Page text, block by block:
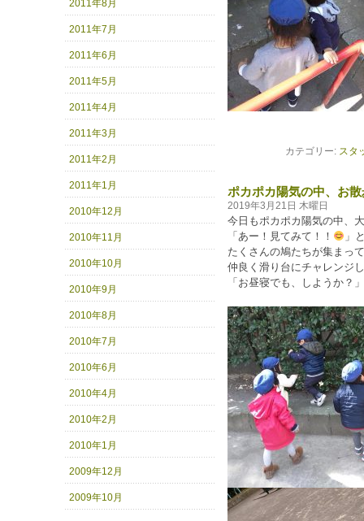
2011年8月
2011年7月
2011年6月
2011年5月
2011年4月
2011年3月
2011年2月
2011年1月
2010年12月
2010年11月
2010年10月
2010年9月
2010年8月
2010年7月
2010年6月
2010年4月
2010年2月
2010年1月
2009年12月
2009年10月
カテゴリー: スタ
ポカポカ陽気の中、お
2019年3月21日 木曜日
今日もポカポカ陽気の中、
「あー！見てみて！！
」
たくさんの鳩たちが集まっ
仲良く滑り台にチャレンジ
「お昼寝でも、しようか？